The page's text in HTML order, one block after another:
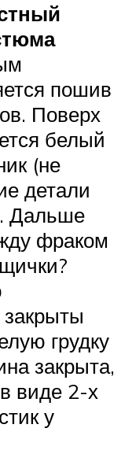
пошив
Поверх
белый
(не
детали
Дальше
фраком
грудку
закрыта,
виде 2-х
у